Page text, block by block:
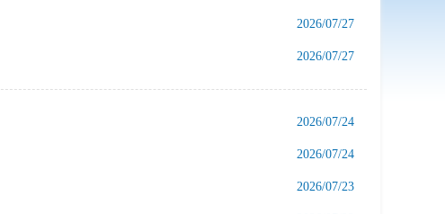
2026/07/27
2026/07/27
2026/07/24
2026/07/24
2026/07/23